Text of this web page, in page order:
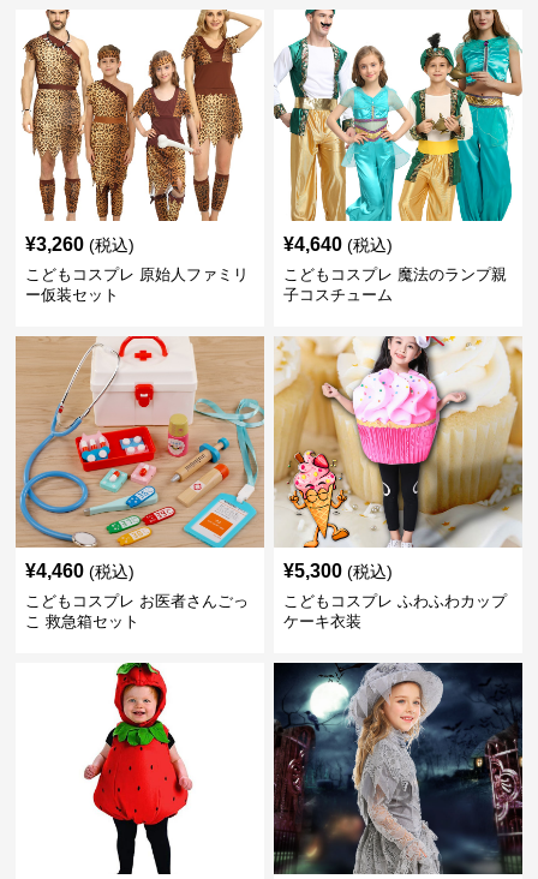
¥3,260 (税込)
こどもコスプレ 原始人ファミリ
ー仮装セット
¥4,640 (税込)
こどもコスプレ 魔法のランプ親
子コスチューム
¥4,460 (税込)
こどもコスプレ お医者さんごっ
こ 救急箱セット
¥5,300 (税込)
こどもコスプレ ふわふわカップ
ケーキ衣装